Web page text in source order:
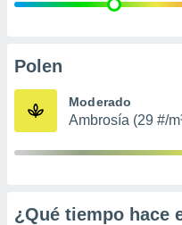
e
publicidad
Polen
Moderado
Ambrosía (29 #/
¿Qué tiempo hace